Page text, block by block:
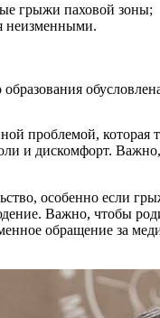
грыжи паховой зоны;
неизменными.
образования
проблемой,
и дискомфорт.
особенно если
Важно, чтобы
обращение за